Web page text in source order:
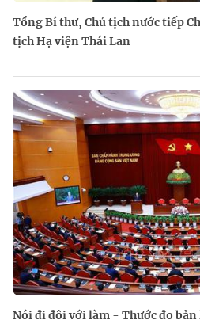
Tổng Bí thư, Chủ tịch nước tiếp
tịch Hạ viện Thái Lan
Nói đi đôi với làm - Thước đo